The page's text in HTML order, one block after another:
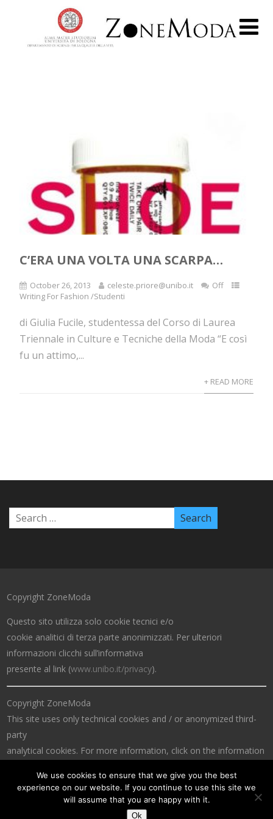
C’ERA UNA VOLTA UNA SCARPA…
October 26, 2013 celeste.priore@unibo.it
Off
Writing For Fashion /Studenti
di Giulia Fucile, studentessa del Corso di Laurea
Triennale in Culture e Tecniche della Moda “E così
fu un attimo,...
+ READ MORE
Copyright ZoneModa
Questo sito utilizza solo cookie tecnici e/o
cookie analitici di terza parte anonimizzati. Per ulteriori
informazioni clicchi sull’informativa
presente al link (www.unibo.it/privacy).
Copyright ZoneModa
This site uses only technical cookies and / or anonymized third-
party
analytical cookies. For more information, click on the information
We use cookies to ensure that we give you the best
experience on our website. If you continue to use this site we
will assume that you are happy with it.
Ok